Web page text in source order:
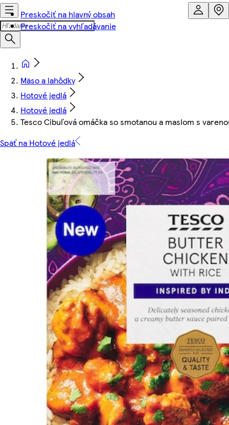
Preskočiť na hlavný obsah
Preskočiť na vyhľadávanie
Mäso a lahôdky
Hotové jedlá
Hotové jedlá
Tesco Cibuľová omáčka so smotanou a maslom s
Späť na Hotové jedlá